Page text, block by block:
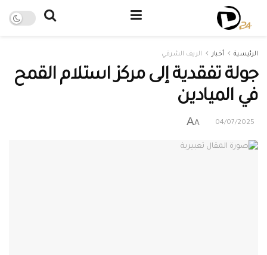
الرئيسية أخبار الريف الشرقي
جولة تفقدية إلى مركز استلام القمح
في الميادين
04/07/2025
A
A